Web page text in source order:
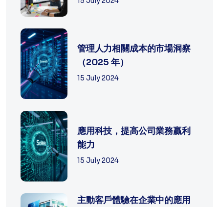
管理人力相關成本的市場洞察
（2025 年）
15 July 2024
應用科技，提高公司業務贏利
能力
15 July 2024
主動客戶體驗在企業中的應用